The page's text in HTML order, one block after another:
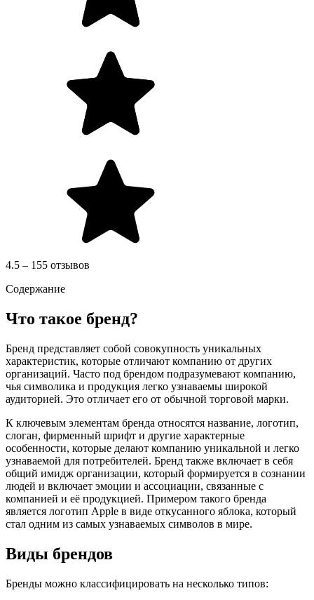
4.5 – 155 отзывов
Содержание
Что такое бренд?
Бренд представляет собой совокупность уникальных
характеристик, которые отличают компанию от других
организаций. Часто под брендом подразумевают компанию,
чья символика и продукция легко узнаваемы широкой
аудиторией. Это отличает его от обычной торговой марки.
К ключевым элементам бренда относятся название, логотип,
слоган, фирменный шрифт и другие характерные
особенности, которые делают компанию уникальной и легко
узнаваемой для потребителей. Бренд также включает в себя
общий имидж организации, который формируется в сознании
людей и включает эмоции и ассоциации, связанные с
компанией и её продукцией. Примером такого бренда
является логотип Apple в виде откусанного яблока, который
стал одним из самых узнаваемых символов в мире.
Виды брендов
Бренды можно классифицировать на несколько типов: